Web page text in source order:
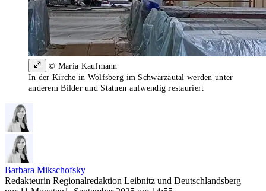
© Maria Kaufmann
In der Kirche in Wolfsberg im Schwarzautal werden unter
anderem Bilder und Statuen aufwendig restauriert
Barbara Mikschofsky
Redakteurin Regionalredaktion Leibnitz und Deutschlandsberg